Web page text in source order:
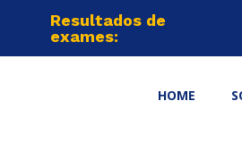
Resultados de
exames:
HOME